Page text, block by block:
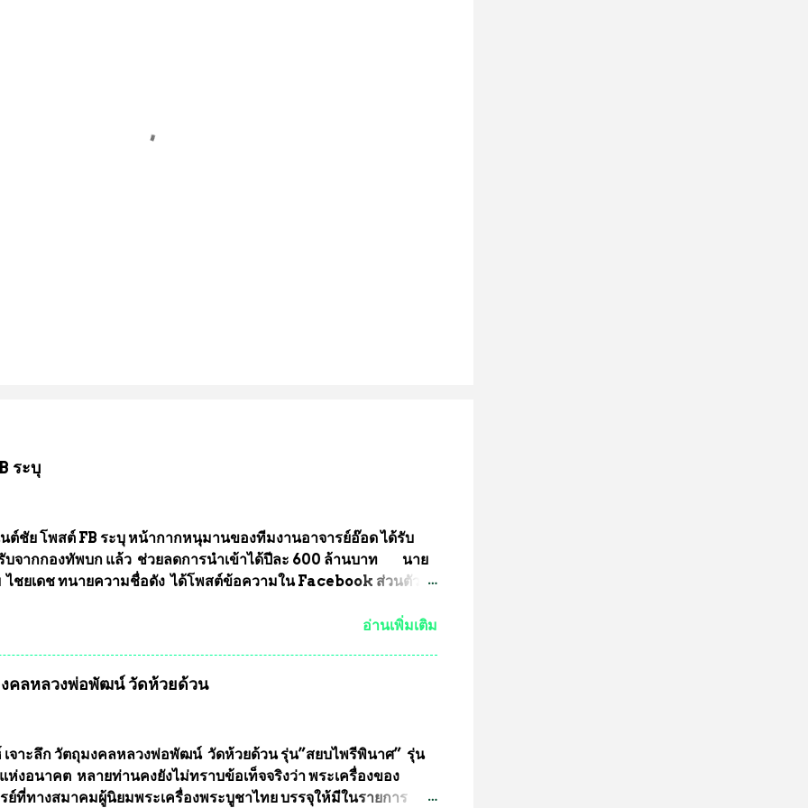
ระบุ
ต์ชัย โพสต์ FB ระบุ หน้ากากหนุมานของทีมงานอาจารย์อ๊อด ได้รับ
บจากกองทัพบก แล้ว ช่วยลดการนำเข้าได้ปีละ 600 ล้านบาท นาย
ชยเดช ทนายความชื่อดัง ได้โพสต์ข้อความใน Facebook ส่วนตัว
กป้องกันสารพิษทางทหาร ถ้าสามารถผลิตได้ในประเทศไทย จะทำให้
ศชาติอย่างยิ่ง ผมจะดีใจและภูมิใจมากหากหน้ากากป้องกันสารพิษทาง
รับการผลิตในประเทศลดการนำเข้าโดยเด็ดขาด และสามารถผลิต
งออกต่างประเทศได้ โดยทีมทนายความและทีมงา...
อ่านเพิ่มเติม
งคลหลวงพ่อพัฒน์ วัดห้วยด้วน
เจาะลึก วัตถุมงคลหลวงพ่อพัฒน์ วัดห้วยด้วน รุ่น”สยบไพรีพินาศ” รุ่น
ห่งอนาคต หลายท่านคงยังไม่ทราบข้อเท็จจริงว่า พระเครื่องของ
รย์ที่ทางสมาคมผู้นิยมพระเครื่องพระบูชาไทย บรรจุให้มีในรายการ